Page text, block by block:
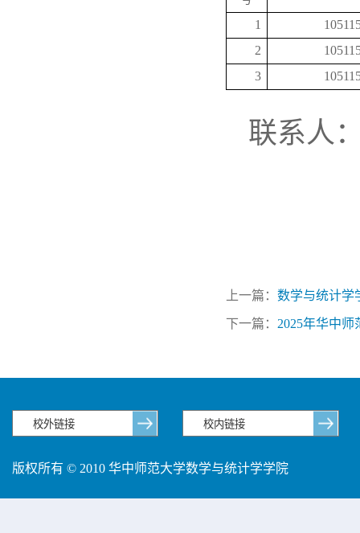
1
2
3
联系人
上一篇： 数学与统计学
下一篇： 2025年华中
版权所有 © 2010 华中师范大学数学与统计学学院